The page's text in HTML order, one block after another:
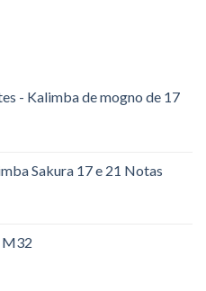
- Kalimba de mogno de 17
Sakura 17 e 21 Notas
€